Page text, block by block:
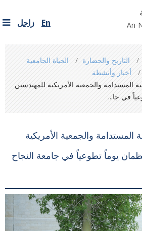
An-
En زاجل
التاريخ والحضارة
الحياة الجامعية
أخبار وأنشطة
المستدامة والجمعية الأمريكية للمهندسين
في جا...
المستدامة والجمعية الأمريكية
يوماً تطوعياً في جامعة النجاح